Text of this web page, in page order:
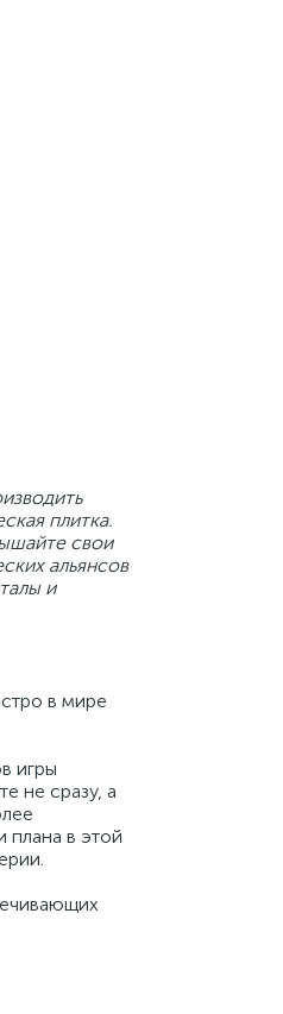
плитка.
свои
альянсов
и
в мире
игры
не сразу, а
плана в этой